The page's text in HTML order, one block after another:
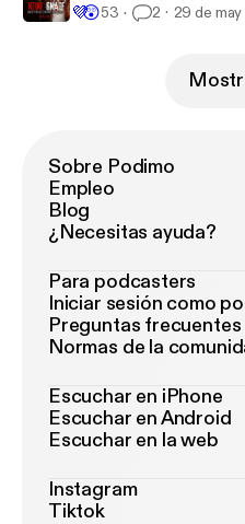
💜😲53 2 29 de
Sobre Podimo
Empleo
Blog
¿Necesitas ayuda?
Para podcasters
Iniciar sesión como
Preguntas
Normas de la
Escuchar en iPhone
Escuchar en Android
Escuchar en la web
Instagram
Tiktok